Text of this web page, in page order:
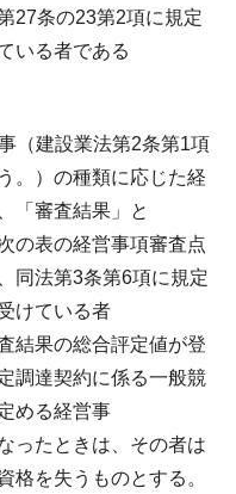
27条の23第2項に規定
いる者である
（建設業法第2条第1項
。）の種類に応じた経
「審査結果」と
の表の経営事項審査点
同法第3条第6項に規定
けている者
結果の総合評定値が登
調達契約に係る一般競
める経営事
ったときは、その者は
格を失うものとする。